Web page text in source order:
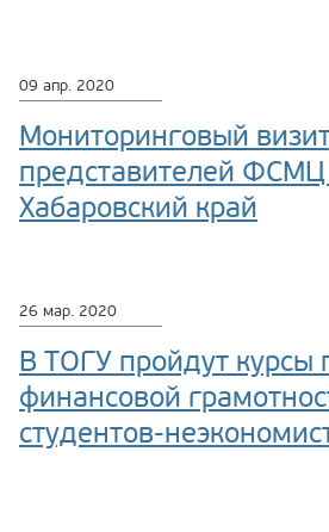
09 апр. 2020
Мониторинговый
представителей
Хабаровский край
26 мар. 2020
В ТОГУ пройдут курсы
финансовой
студентов-